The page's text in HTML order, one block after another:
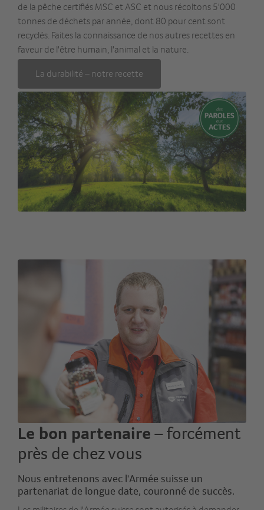
de la pêche certifiés MSC et ASC et nous récoltons 5'000
tonnes de déchets par année, dont 80 pour cent sont
recyclés. Faites la connaissance de nos autres recettes en
faveur de l'être humain, l'animal et la nature.
La durabilité – notre recette
Le bon partenaire – forcément
près de chez vous
Nous entretenons avec l'Armée suisse un
partenariat de longue date, couronné de succès.